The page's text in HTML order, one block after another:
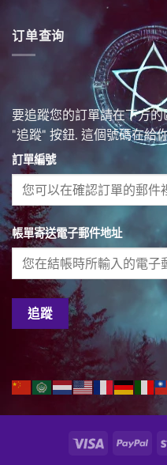
订单查询
要追蹤您的訂單請在下方
"追蹤" 按鈕. 這個號碼在給
訂單編號
帳單寄送電子郵件地址
追蹤
Visa